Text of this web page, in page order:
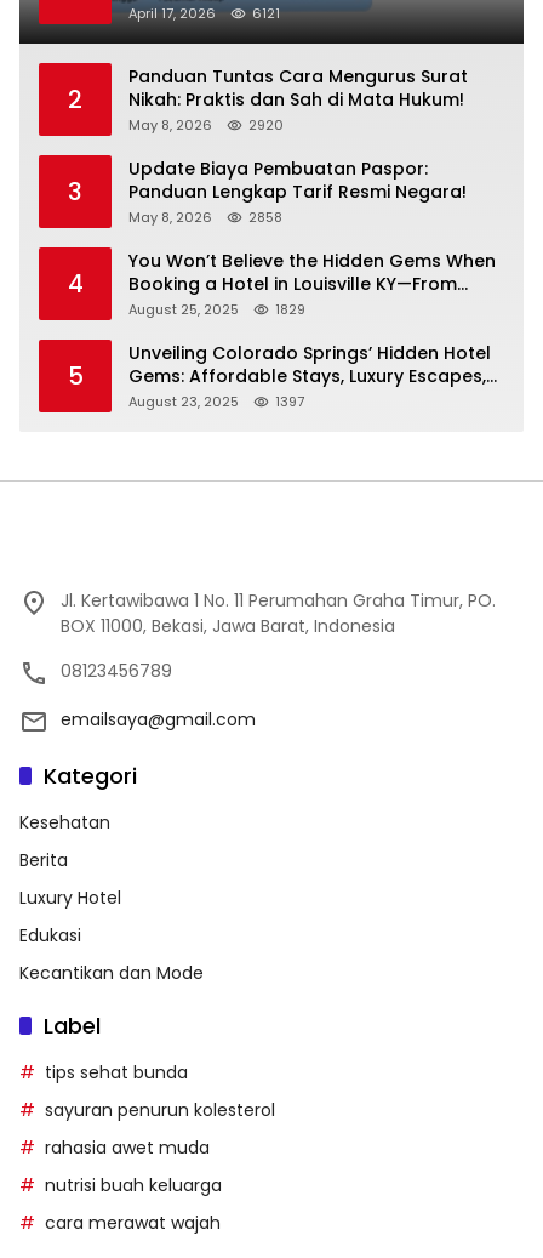
April 17, 2026 6121
2
Panduan Tuntas Cara Mengurus Surat
Nikah: Praktis dan Sah di Mata Hukum!
May 8, 2026 2920
3
Update Biaya Pembuatan Paspor:
Panduan Lengkap Tarif Resmi Negara!
May 8, 2026 2858
4
You Won’t Believe the Hidden Gems When
Booking a Hotel in Louisville KY—From
Cheap to Luxe!
August 25, 2025 1829
5
Unveiling Colorado Springs’ Hidden Hotel
Gems: Affordable Stays, Luxury Escapes,
and Everything In Between!
August 23, 2025 1397
Jl. Kertawibawa 1 No. 11 Perumahan Graha Timur, PO.
BOX 11000, Bekasi, Jawa Barat, Indonesia
08123456789
emailsaya@gmail.com
Kategori
Kesehatan
Berita
Luxury Hotel
Edukasi
Kecantikan dan Mode
Label
tips sehat bunda
sayuran penurun kolesterol
rahasia awet muda
nutrisi buah keluarga
cara merawat wajah